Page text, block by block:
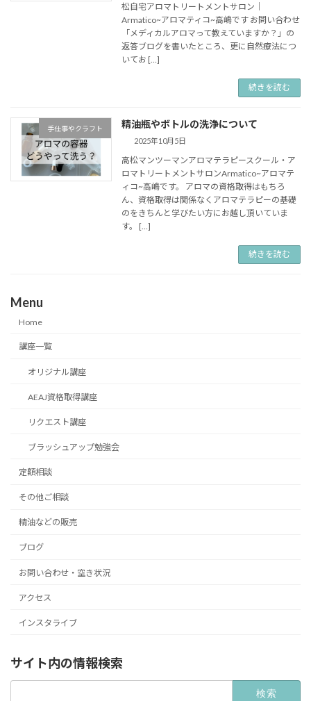
松自宅アロマトリートメントサロン｜
Armatico~アロマティコ~高嶋です お問い合わせ
「メディカルアロマって教えていますか？」の
返答ブログを書いたところ、更に自然療法につ
いてお […]
続きを読む
手仕事やクラフト 精油瓶やボトルの洗浄について
2025年10月5日
高松マンツーマンアロマテラピースクール・ア
ロマトリートメントサロンArmatico~アロマテ
ィコ~高嶋です。 アロマの資格取得はもちろ
ん、資格取得は関係なくアロマテラピーの基礎
のをきちんと学びたい方にお越し頂いていま
す。 […]
続きを読む
Menu
Home
講座一覧
オリジナル講座
AEAJ資格取得講座
リクエスト講座
ブラッシュアップ勉強会
定額相談
その他ご相談
精油などの販売
ブログ
お問い合わせ・空き状況
アクセス
インスタライブ
サイト内の情報検索